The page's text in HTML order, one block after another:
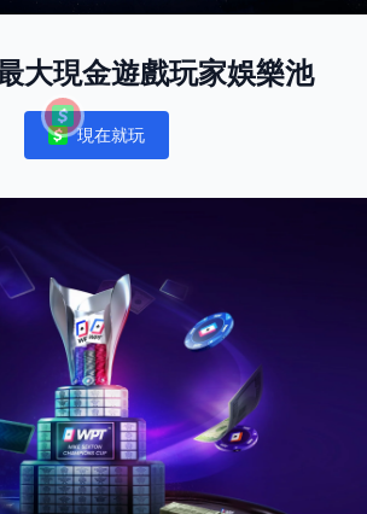
大現金遊戲玩家娛樂池
Notifications
現在就玩